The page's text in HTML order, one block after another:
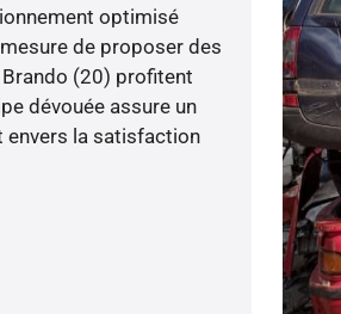
optimisé
de proposer des
(20) profitent
dévouée assure un
envers la satisfaction